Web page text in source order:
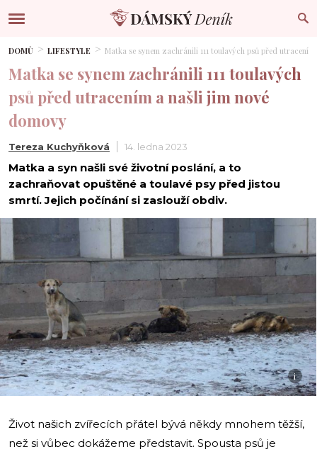
DOMŮ LIFESTYLE Matka se synem zachránili 111 toulavých psů před
Matka se synem zachránili 111 toulavých
psů před utracením a našli jim nové
domovy
Tereza Kuchyňková 14. ledna 2023
Matka a syn našli své životní poslání, a to
zachraňovat opuštěné a toulavé psy před jistou
smrtí. Jejich počínání si zaslouží obdiv.
i
Život našich zvířecích přátel bývá někdy mnohem těžší,
než si vůbec dokážeme představit. Spousta psů je